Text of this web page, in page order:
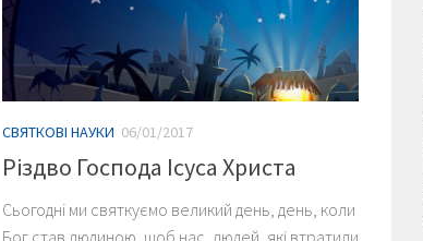
СВЯТКОВІ НАУКИ 06/01/2017
Різдво Господа Ісуса Христа
Сьогодні ми святкуємо великий день, день, коли
Бог став людиною, щоб нас, людей, які втратили